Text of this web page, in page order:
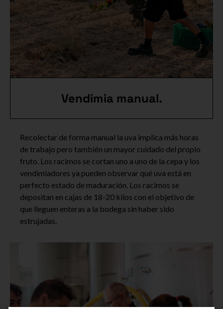
Vendimia manual.
Recolectar de forma manual la uva implica más horas
de trabajo pero también un mayor cuidado del propio
fruto. Los racimos se cortan uno a uno de la cepa y los
vendimiadores ya pueden observar qué uva está en
perfecto estado de maduración. Los racimos se
depositan en cajas de 18-20 kilos con el objetivo de
que lleguen enteras a la bodega sin haber sido
estrujadas.